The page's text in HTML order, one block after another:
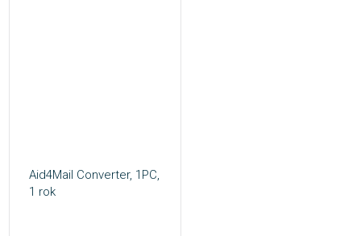
Aid4Mail Converter, 1PC,
1 rok